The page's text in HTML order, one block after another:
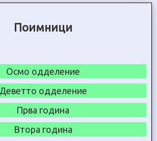
Поимници
Осмо одделение
Деветто одделение
Прва година
Втора година